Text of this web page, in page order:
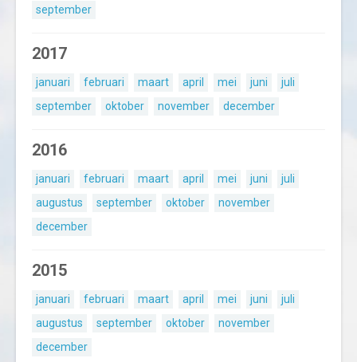
september
2017
januari februari maart april mei juni
juli
september
oktober november december
2016
januari februari maart april mei juni
juli
augustus
september oktober
november
december
2015
januari februari maart april mei juni
juli
augustus
september oktober
november
december